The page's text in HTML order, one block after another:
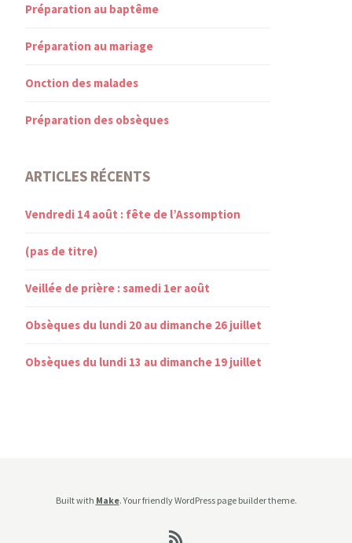
Préparation au baptême
Préparation au mariage
Onction des malades
Préparation des obsèques
ARTICLES RÉCENTS
Vendredi 14 août : fête de l’Assomption
(pas de titre)
Veillée de prière : samedi 1er août
Obsèques du lundi 20 au dimanche 26 juillet
Obsèques du lundi 13 au dimanche 19 juillet
Built with Make. Your friendly WordPress page builder theme.